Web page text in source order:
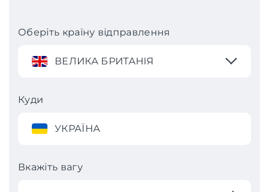
Оберіть країну відправлення
ВЕЛИКА БРИТАНІЯ
Куди
УКРАЇНА
Вкажіть вагу